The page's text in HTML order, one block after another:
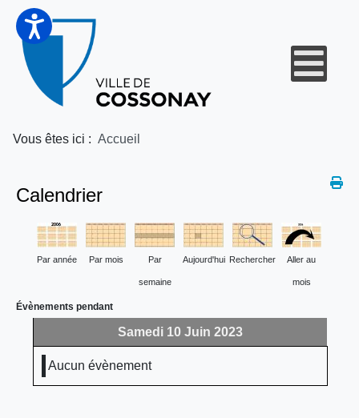
Vous êtes ici : Accueil
Calendrier
Par année Par mois Par
semaine
Aujourd'hui Rechercher Aller au
mois
Évènements pendant
Samedi 10 Juin 2023
Aucun évènement